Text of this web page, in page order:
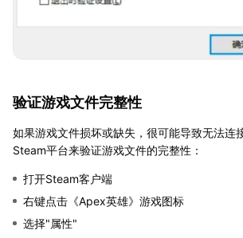
验证游戏文件完整性
如果游戏文件损坏或缺失，很可能导致无法连
Steam平台来验证游戏文件的完整性：
打开Steam客户端
右键点击《Apex英雄》游戏图标
选择"属性"